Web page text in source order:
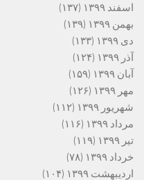
اسفند ۱۳۹۹
(۱۳۷)
بهمن ۱۳۹۹
(۱۳۹)
دی ۱۳۹۹
(۱۳۳)
آذر ۱۳۹۹
(۱۲۴)
آبان ۱۳۹۹
(۱۵۹)
مهر ۱۳۹۹
(۱۲۶)
شهریور ۱۳۹۹
(۱۱۲)
مرداد ۱۳۹۹
(۱۱۶)
تیر ۱۳۹۹
(۱۱۹)
خرداد ۱۳۹۹
(۷۸)
اردیبهشت ۱۳۹۹
(۱۰۴)